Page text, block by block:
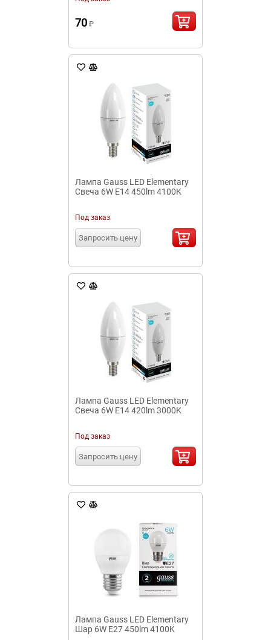
70 ₽
Лампа Gauss LED Elementary
Свеча 6W E14 450lm 4100K
Под заказ
Запросить цену
Лампа Gauss LED Elementary
Свеча 6W E14 420lm 3000K
Под заказ
Запросить цену
Лампа Gauss LED Elementary
Шар 6W E27 450lm 4100K